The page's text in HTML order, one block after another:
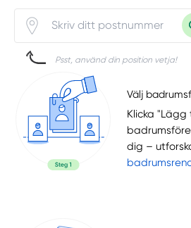
Psst, använd din position vetja!
Välj
Klicka
dig –